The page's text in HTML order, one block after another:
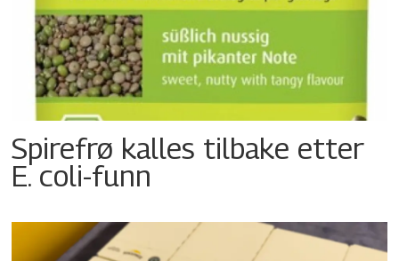
Spirefrø kalles tilbake etter
E. coli-funn